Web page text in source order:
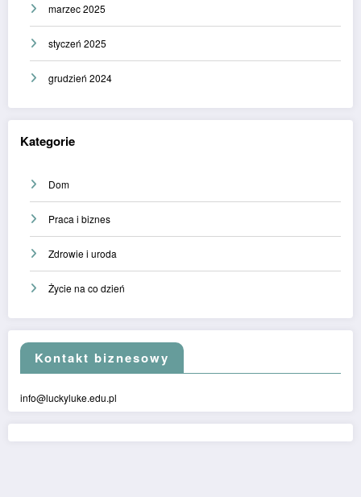
marzec 2025
styczeń 2025
grudzień 2024
Kategorie
Dom
Praca i biznes
Zdrowie i uroda
Życie na co dzień
Kontakt biznesowy
info@luckyluke.edu.pl